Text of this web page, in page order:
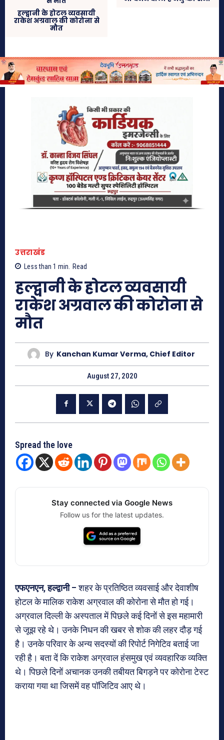
हल्द्वानी के होटल व्यवसायी
राकेश अग्रवाल की कोरोना से
मौत